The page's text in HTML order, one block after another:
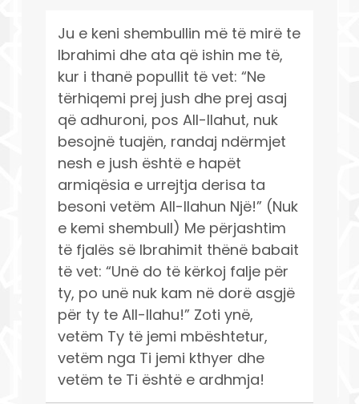
Ju e keni shembullin më të mirë te
Ibrahimi dhe ata që ishin me të,
kur i thanë popullit të vet: “Ne
tërhiqemi prej jush dhe prej asaj
që adhuroni, pos All-llahut, nuk
besojnë tuajën, randaj ndërmjet
nesh e jush është e hapët
armiqësia e urrejtja derisa ta
besoni vetëm All-llahun Një!” (Nuk
e kemi shembull) Me përjashtim
të fjalës së Ibrahimit thënë babait
të vet: “Unë do të kërkoj falje për
ty, po unë nuk kam në dorë asgjë
për ty te All-llahu!” Zoti ynë,
vetëm Ty të jemi mbështetur,
vetëm nga Ti jemi kthyer dhe
vetëm te Ti është e ardhmja!